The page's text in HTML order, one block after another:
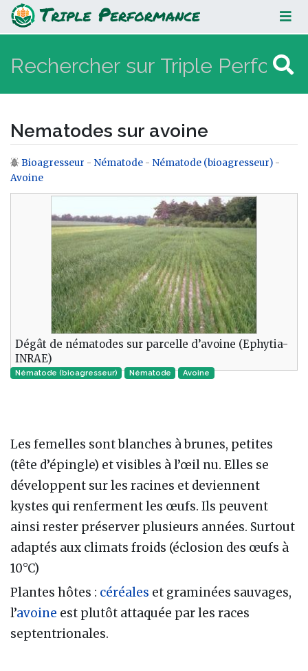
Nematodes sur avoine
Nematodes sur avoine
Aller à :navigation,rechercher
Bioagresseur - Nématode - Nématode (bioagresseur) -
Avoine
Dégât de nématodes sur parcelle d’avoine (Ephytia-
INRAE)
Nématode (bioagresseur) Nématode‎ Avoine
Les femelles sont blanches à brunes, petites
(tête d’épingle) et visibles à l’œil nu. Elles se
développent sur les racines et deviennent
kystes qui renferment les œufs. Ils peuvent
ainsi rester préserver plusieurs années. Surtout
adaptés aux climats froids (éclosion des œufs à
10°C)
Plantes hôtes : céréales et graminées sauvages,
l’avoine est plutôt attaquée par les races
septentrionales.